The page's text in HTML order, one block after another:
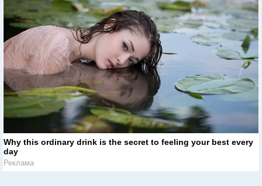
Why this ordinary drink is the secret to feeling your best every
day
Реклама